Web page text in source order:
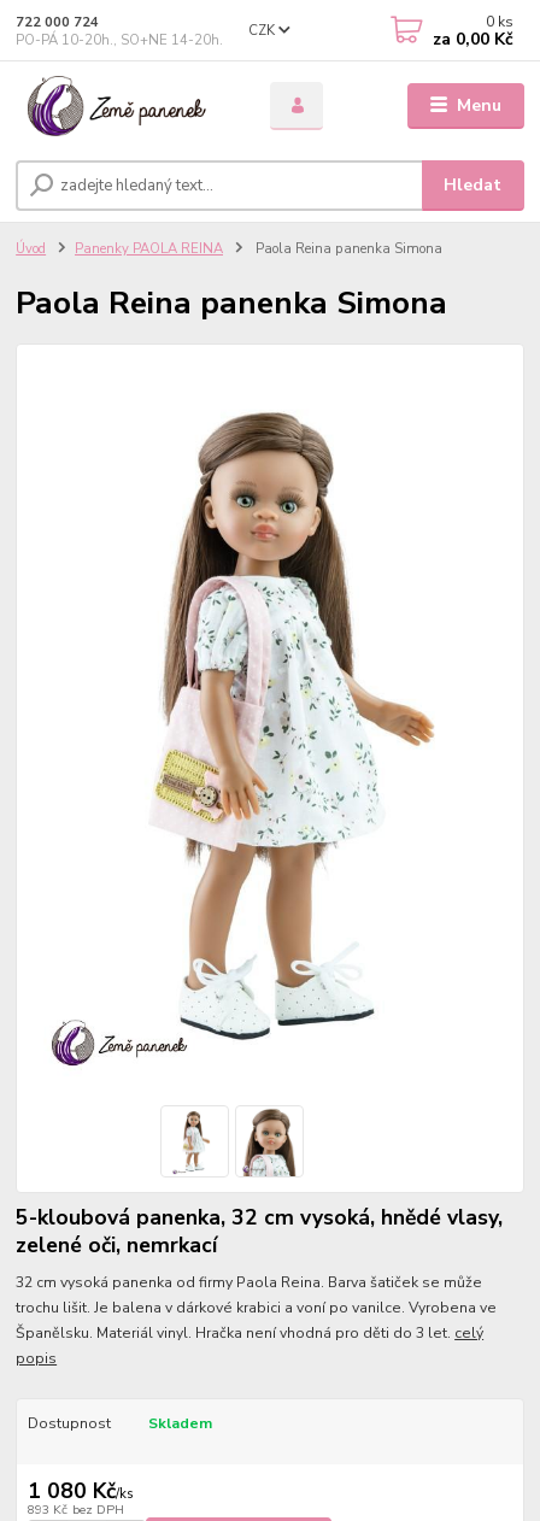
Menu
CZK
Hledat
722 000 724
PO-PÁ 10-20h., SO+NE 14-20h.
0 ks
za 0,00 Kč
Úvod Panenky PAOLA REINA Paola Reina panenka Simona
Paola Reina panenka Simona
5-kloubová panenka, 32 cm vysoká, hnědé vlasy,
zelené oči, nemrkací
32 cm vysoká panenka od firmy Paola Reina. Barva šatiček se může
trochu lišit. Je balena v dárkové krabici a voní po vanilce. Vyrobena ve
Španělsku. Materiál vinyl. Hračka není vhodná pro děti do 3 let. celý
popis
Dostupnost Skladem
1 080 Kč/ks
893 Kč bez DPH